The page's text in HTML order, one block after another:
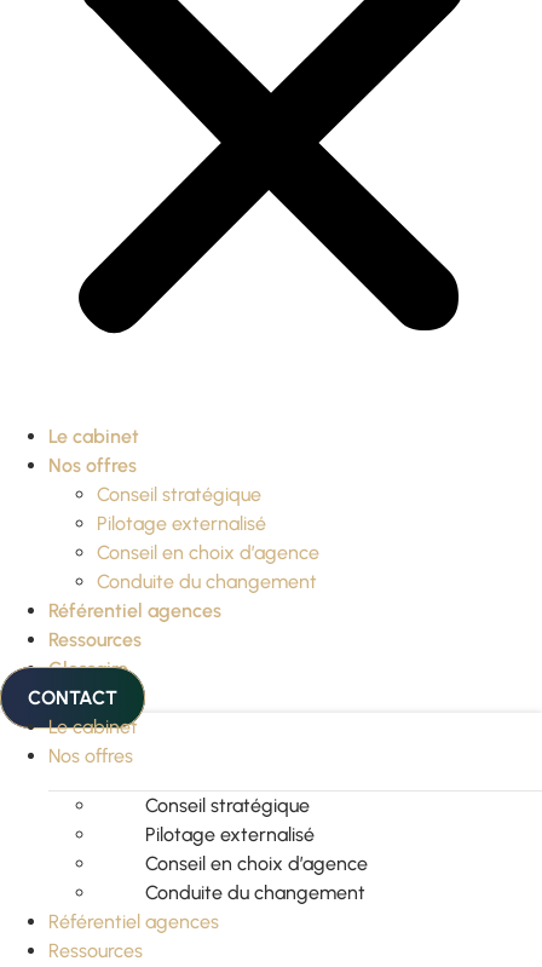
Le cabinet
Nos offres
Conseil stratégique
Pilotage externalisé
Conseil en choix d’agence
Conduite du changement
Référentiel agences
Ressources
Glossaire
CONTACT
Le cabinet
Nos offres
Conseil stratégique
Pilotage externalisé
Conseil en choix d’agence
Conduite du changement
Référentiel agences
Ressources